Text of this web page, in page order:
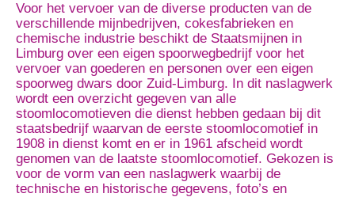
Voor het vervoer van de diverse producten van de
verschillende mijnbedrijven, cokesfabrieken en
chemische industrie beschikt de Staatsmijnen in
Limburg over een eigen spoorwegbedrijf voor het
vervoer van goederen en personen over een eigen
spoorweg dwars door Zuid-Limburg. In dit naslagwerk
wordt een overzicht gegeven van alle
stoomlocomotieven die dienst hebben gedaan bij dit
staatsbedrijf waarvan de eerste stoomlocomotief in
1908 in dienst komt en er in 1961 afscheid wordt
genomen van de laatste stoomlocomotief. Gekozen is
voor de vorm van een naslagwerk waarbij de
technische en historische gegevens, foto’s en